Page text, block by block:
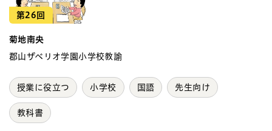
第26回
菊地南央
郡山ザベリオ学園小学校教諭
授業に役立つ 小学校 国語 先生向け
教科書